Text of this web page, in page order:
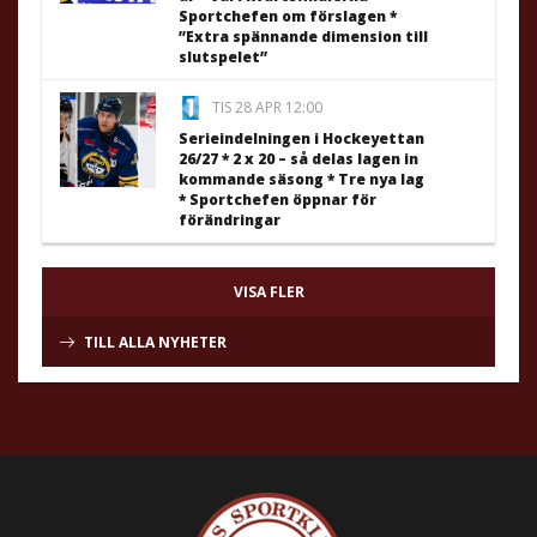
Sportchefen om förslagen *
”Extra spännande dimension till
slutspelet”
TIS 28 APR 12:00
Serieindelningen i Hockeyettan
26/27 * 2 x 20 – så delas lagen in
kommande säsong * Tre nya lag
* Sportchefen öppnar för
förändringar
VISA FLER
TILL ALLA NYHETER